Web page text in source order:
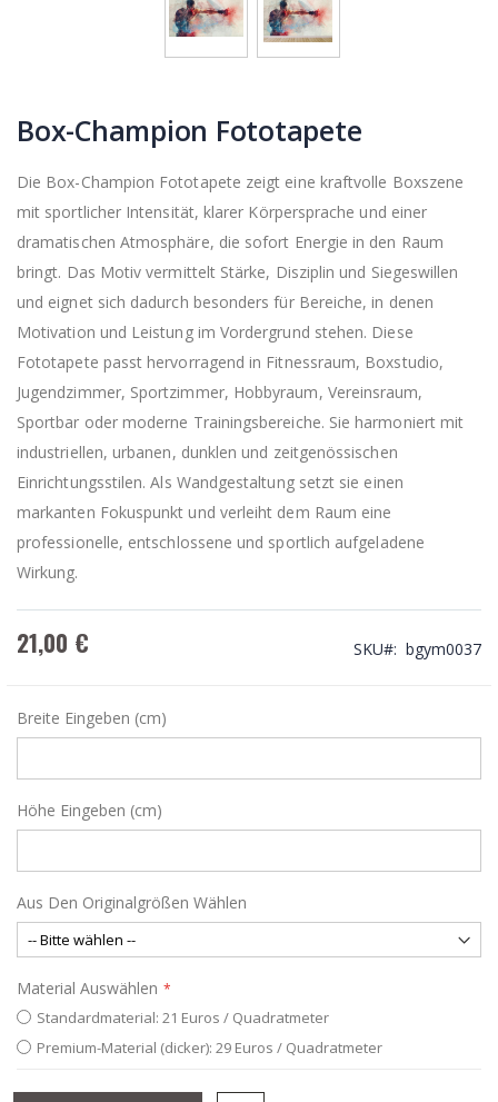
Box-Champion Fototapete
Die Box-Champion Fototapete zeigt eine kraftvolle Boxszene
mit sportlicher Intensität, klarer Körpersprache und einer
dramatischen Atmosphäre, die sofort Energie in den Raum
bringt. Das Motiv vermittelt Stärke, Disziplin und Siegeswillen
und eignet sich dadurch besonders für Bereiche, in denen
Motivation und Leistung im Vordergrund stehen. Diese
Fototapete passt hervorragend in Fitnessraum, Boxstudio,
Jugendzimmer, Sportzimmer, Hobbyraum, Vereinsraum,
Sportbar oder moderne Trainingsbereiche. Sie harmoniert mit
industriellen, urbanen, dunklen und zeitgenössischen
Einrichtungsstilen. Als Wandgestaltung setzt sie einen
markanten Fokuspunkt und verleiht dem Raum eine
professionelle, entschlossene und sportlich aufgeladene
Wirkung.
21,00 € SKU bgym0037
Breite Eingeben (cm)
Höhe Eingeben (cm)
Aus Den Originalgrößen Wählen
Material Auswählen
Standardmaterial: 21 Euros / Quadratmeter
Premium-Material (dicker): 29 Euros / Quadratmeter